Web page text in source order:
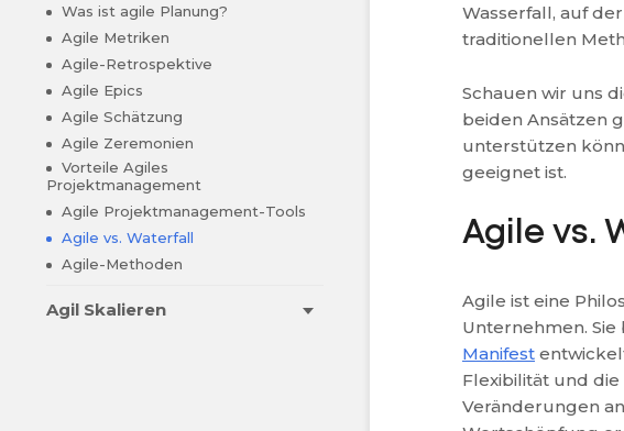
Was ist agile Planung?
Agile Metriken
Agile-Retrospektive
Agile Epics
Agile Schätzung
Agile Zeremonien
Vorteile Agiles
Projektmanagement
Agile Projektmanagement-Tools
Agile vs. Waterfall
Agile-Methoden
Agil Skalieren
Wasserfall, auf
traditionellen
Schauen wir uns
beiden Ansätzen
unterstützen
geeignet ist.
Agile vs.
Agile ist eine
Unternehmen. Sie
Manifest
Flexibilität und
Veränderungen